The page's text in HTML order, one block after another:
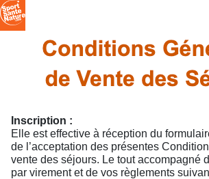
Inscription :
Elle est effective à réception du
de l’acceptation des présentes
vente des séjours. Le tout accompagné
par virement et de vos règlements